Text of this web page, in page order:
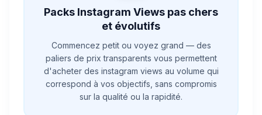
Packs Instagram Views pas chers
et évolutifs
Commencez petit ou voyez grand — des
paliers de prix transparents vous permettent
d'acheter des instagram views au volume qui
correspond à vos objectifs, sans compromis
sur la qualité ou la rapidité.